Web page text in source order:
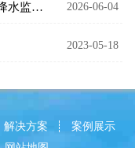
称重式雨雪量计：全自动雨雪冰雹降水监测设备 2026-06-04
2023-05-18
解决方案
案例展示